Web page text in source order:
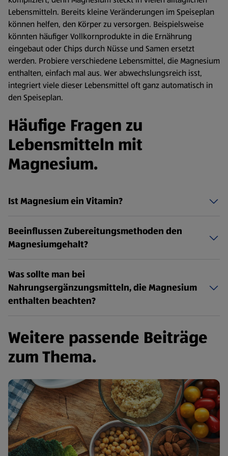
Lebensmitteln. Bereits kleine Veränderungen im Speiseplan
können helfen, den Körper zu versorgen. Beispielsweise
könnten häufiger Vollkornprodukte in die Ernährung
eingebaut oder Chips durch Nüsse und Samen ersetzt
werden. Probiere verschiedene Lebensmittel, die Magnesium
enthalten, einfach mal aus. Wer abwechslungsreich isst,
integriert viele dieser Lebensmittel oft ganz automatisch in
den Speiseplan.
Häufige Fragen zu
Lebensmitteln mit
Magnesium.
Ist Magnesium ein Vitamin?
Beeinflussen Zubereitungsmethoden den
Magnesiumgehalt?
Was sollte man bei
Nahrungsergänzungsmitteln, die Magnesium
enthalten beachten?
Weitere passende Beiträge
zum Thema.